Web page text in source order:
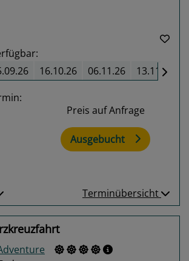
16.10.26 06.11.26 13.11.26
Preis auf Anfrage
Ausgebucht
Terminübersicht